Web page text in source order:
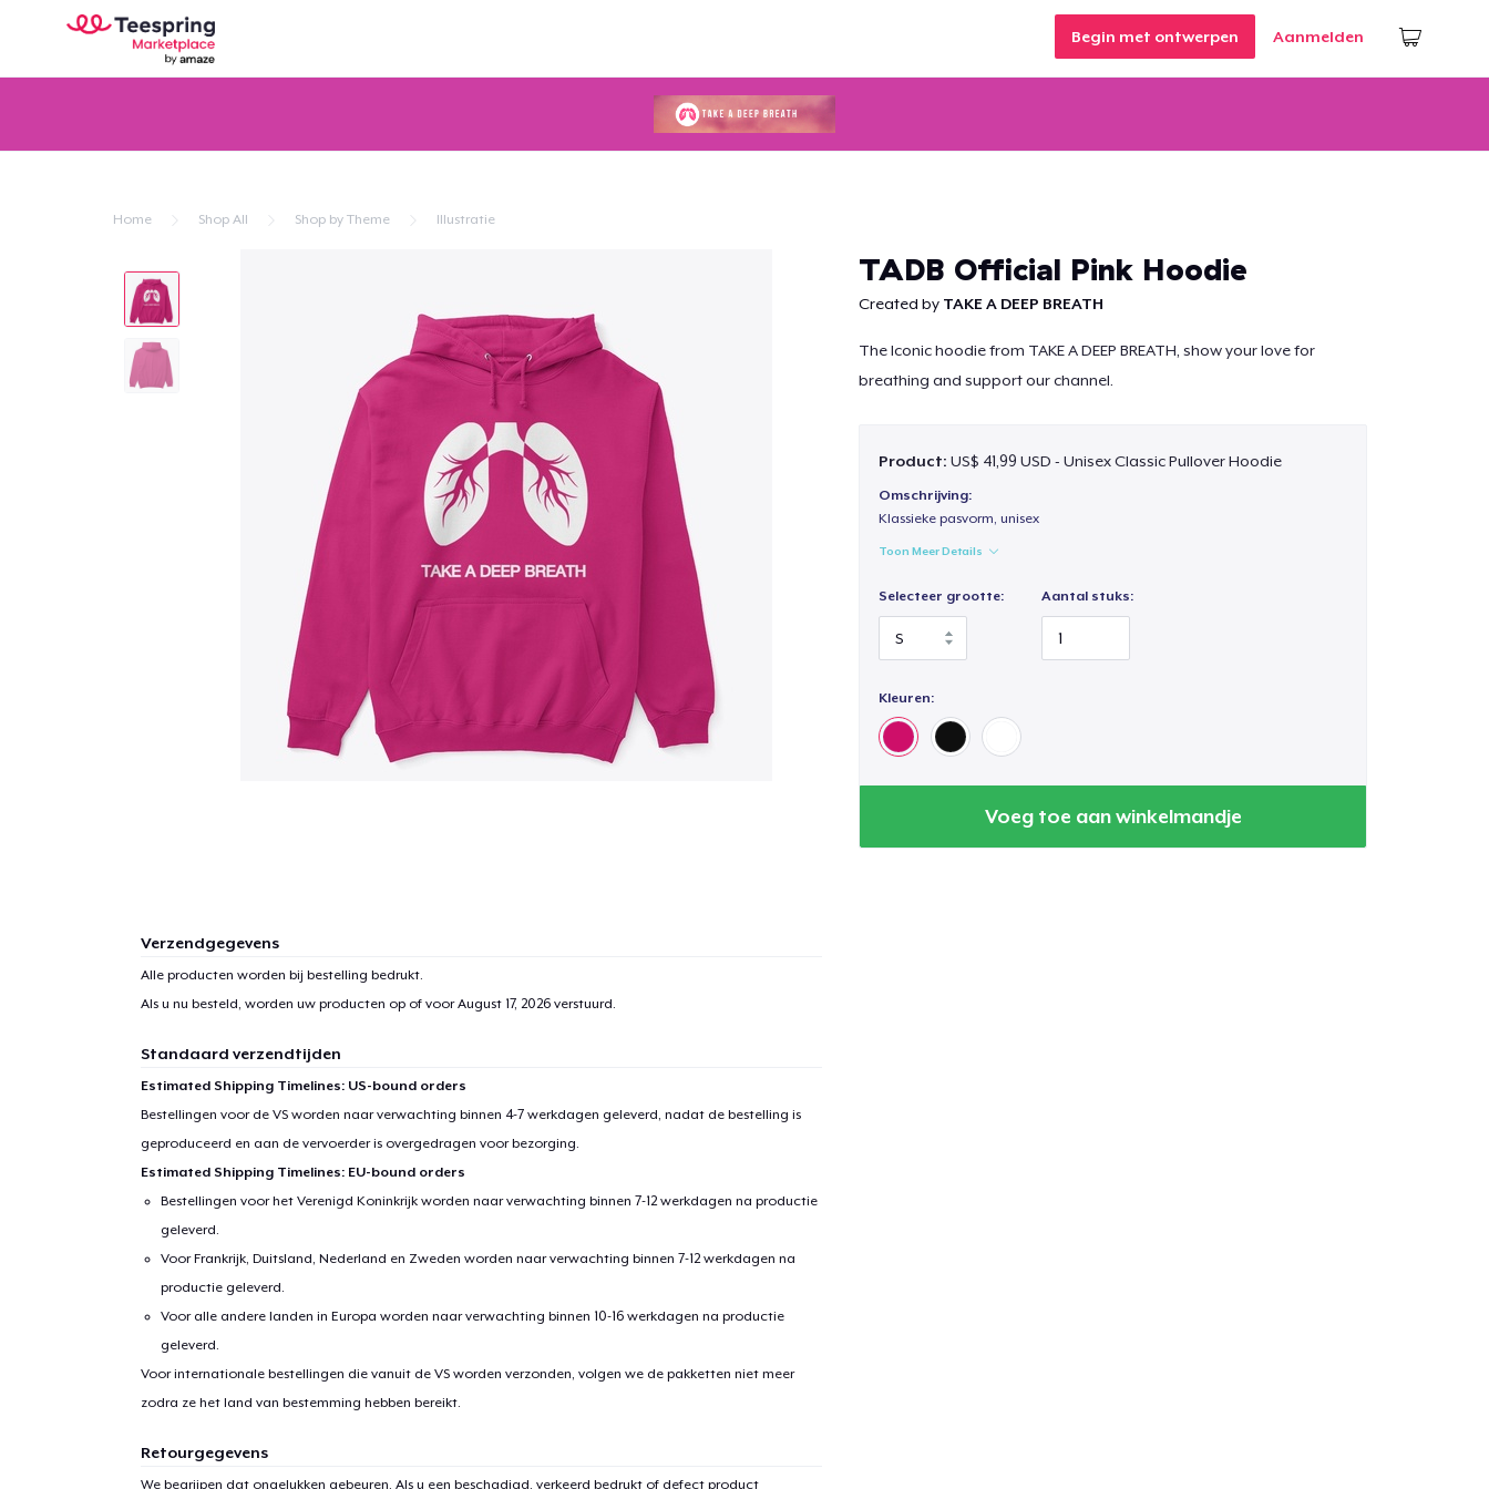
Begin met ontwerpen Aanmelden
Home Shop All Shop by Theme Illustratie
TADB Official Pink Hoodie
Created by TAKE A DEEP BREATH
The Iconic hoodie from TAKE A DEEP BREATH, show your love for
breathing and support our channel.
Product: US$ 41,99 USD - Unisex Classic Pullover Hoodie
Omschrijving:
Klassieke pasvorm, unisex
Toon Meer Details
Selecteer grootte: Aantal stuks:
Kleuren:
Voeg toe aan winkelmandje
Verzendgegevens
Alle producten worden bij bestelling bedrukt.
Als u nu besteld, worden uw producten op of voorAugust 17, 2026verstuurd.
Standaard verzendtijden
Estimated Shipping Timelines: US-bound orders
Bestellingen voor de VS worden naar verwachting binnen 4-7 werkdagen geleverd, nadat de bestelling is
geproduceerd en aan de vervoerder is overgedragen voor bezorging.
Estimated Shipping Timelines: EU-bound orders
Bestellingen voor het Verenigd Koninkrijk worden naar verwachting binnen 7-12 werkdagen na productie
geleverd.
Voor Frankrijk, Duitsland, Nederland en Zweden worden naar verwachting binnen 7-12 werkdagen na
productie geleverd.
Voor alle andere landen in Europa worden naar verwachting binnen 10-16 werkdagen na productie
geleverd.
Voor internationale bestellingen die vanuit de VS worden verzonden, volgen we de pakketten niet meer
zodra ze het land van bestemming hebben bereikt.
Retourgegevens
We begrijpen dat ongelukken gebeuren. Als u een beschadigd, verkeerd bedrukt of defect product